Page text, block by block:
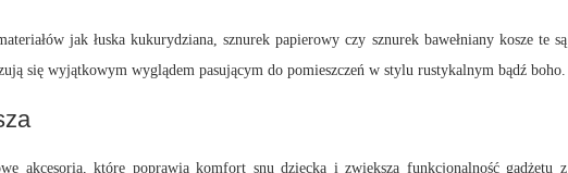
jak łuska kukurydziana, sznurek papierowy czy sznurek bawełniany kosze te są
się wyjątkowym wyglądem pasującym do pomieszczeń w stylu rustykalnym bądź boho.
akcesoria, które poprawią komfort snu dziecka i zwiększą funkcjonalność gadżetu z